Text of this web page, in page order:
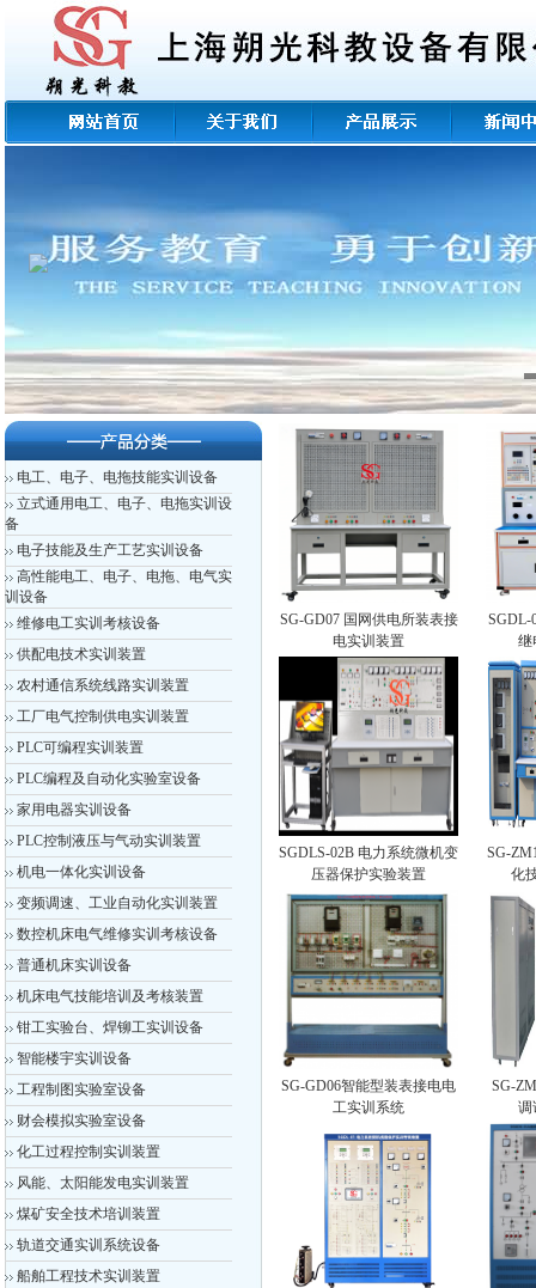
电工、电子、电拖技能实训设备
立式通用电工、电子、电拖实训设
备
电子技能及生产工艺实训设备
高性能电工、电子、电拖、电气实
训设备
维修电工实训考核设备
供配电技术实训装置
农村通信系统线路实训装置
工厂电气控制供电实训装置
PLC可编程实训装置
PLC编程及自动化实验室设备
家用电器实训设备
PLC控制液压与气动实训装置
机电一体化实训设备
变频调速、工业自动化实训装置
数控机床电气维修实训考核设备
普通机床实训设备
机床电气技能培训及考核装置
钳工实验台、焊铆工实训设备
智能楼宇实训设备
工程制图实验室设备
财会模拟实验室设备
化工过程控制实训装置
风能、太阳能发电实训装置
煤矿安全技术培训装置
轨道交通实训系统设备
船舶工程技术实训装置
SG-GD07 国网供电所装表接
电实训装置
SGDL-
继
SGDLS-02B 电力系统微机变
压器保护实验装置
SG-
化
SG-GD06智能型装表接电电
工实训系统
SG-
调